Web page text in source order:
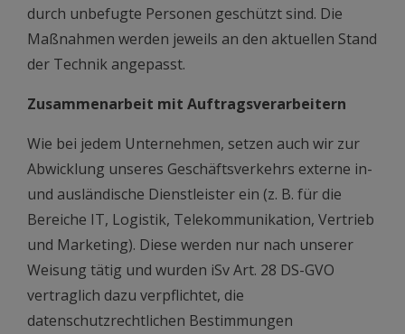
durch unbefugte Personen geschützt sind. Die
Maßnahmen werden jeweils an den aktuellen Stand
der Technik angepasst.
Zusammenarbeit mit Auftragsverarbeitern
Wie bei jedem Unternehmen, setzen auch wir zur
Abwicklung unseres Geschäftsverkehrs externe in-
und ausländische Dienstleister ein (z. B. für die
Bereiche IT, Logistik, Telekommunikation, Vertrieb
und Marketing). Diese werden nur nach unserer
Weisung tätig und wurden iSv Art. 28 DS-GVO
vertraglich dazu verpflichtet, die
datenschutzrechtlichen Bestimmungen